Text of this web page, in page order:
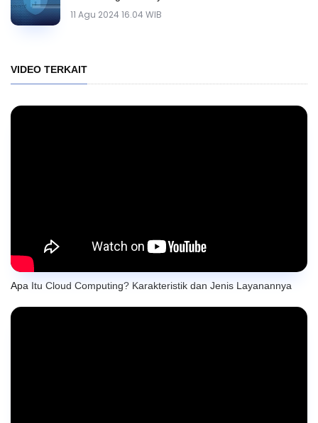
11 Agu 2024 16.04 WIB
VIDEO TERKAIT
Apa Itu Cloud Computing? Karakteristik dan Jenis Layanannya